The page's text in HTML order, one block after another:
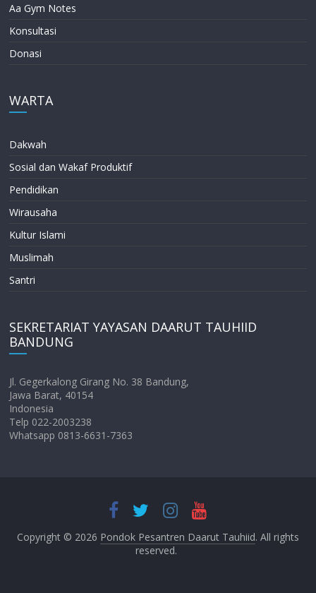
Aa Gym Notes
Konsultasi
Donasi
WARTA
Dakwah
Sosial dan Wakaf Produktif
Pendidikan
Wirausaha
Kultur Islami
Muslimah
Santri
SEKRETARIAT YAYASAN DAARUT TAUHIID
BANDUNG
Jl. Gegerkalong Girang No. 38 Bandung,
Jawa Barat, 40154
Indonesia
Telp 022-2003238
Whatsapp 0813-6631-7363
Copyright © 2026 Pondok Pesantren Daarut Tauhiid. All rights
reserved.